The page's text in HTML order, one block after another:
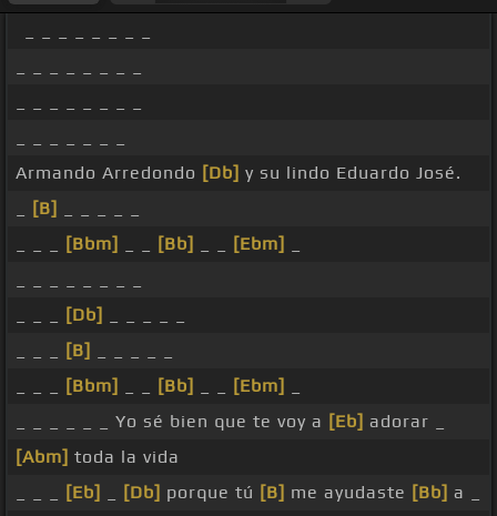
Armando Arredondo [Db] y su lindo Eduardo José.
[B]
[Bbm] [Bb] [Ebm]
[Db]
[B]
[Bbm] [Bb] [Ebm]
_ _ _ _ _ _ Yo sé bien que te voy a [Eb] adorar _
[Abm] toda la vida
[Eb] [Db] porque tú [B] me ayudaste [Bb] a _